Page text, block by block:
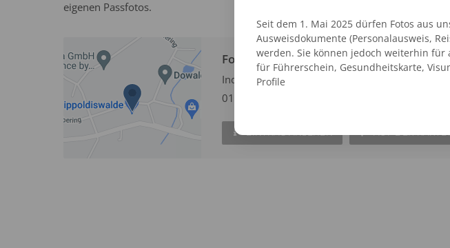
eigenen Passfotos.
Fotofix Automat Dippoldiswalde
Industriering 2
01744 Dippoldiswalde - Reinholdshain
EINTRAG ANSEHEN AUF DER KARTE
Seit dem 1. Mai 2025 dürfen Fotos aus
Ausweisdokumente (Personalausweis,
werden. Sie können jedoch weiterhin für
für Führerschein, Gesundheitskarte,
Profile